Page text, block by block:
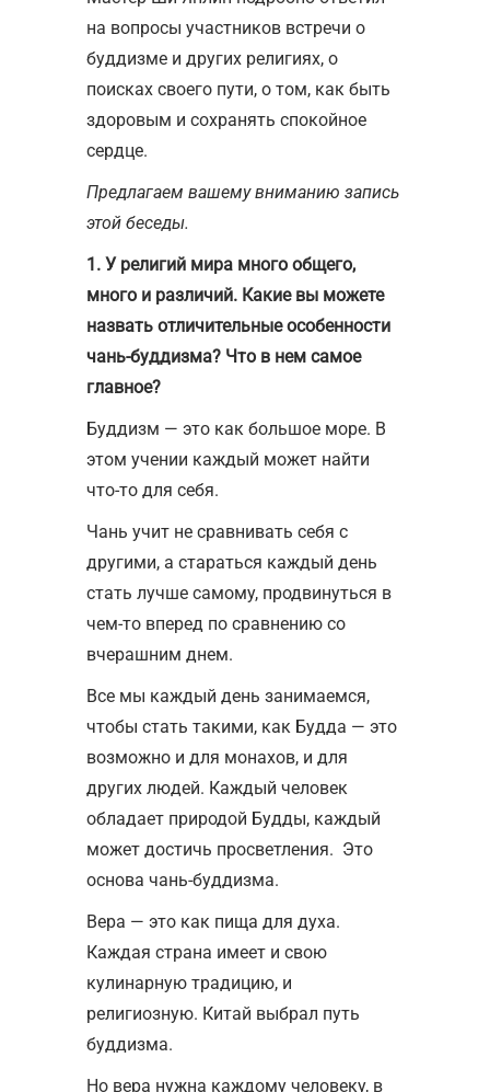
на вопросы участников встречи о
буддизме и других религиях, о
поисках своего пути, о том, как быть
здоровым и сохранять спокойное
сердце.
Предлагаем вашему вниманию запись
этой беседы.
1. У религий мира много общего,
много и различий. Какие вы можете
назвать отличительные особенности
чань-буддизма? Что в нем самое
главное?
Буддизм — это как большое море. В
этом учении каждый может найти
что-то для себя.
Чань учит не сравнивать себя с
другими, а стараться каждый день
стать лучше самому, продвинуться в
чем-то вперед по сравнению со
вчерашним днем.
Все мы каждый день занимаемся,
чтобы стать такими, как Будда — это
возможно и для монахов, и для
других людей. Каждый человек
обладает природой Будды, каждый
может достичь просветления. Это
основа чань-буддизма.
Вера — это как пища для духа.
Каждая страна имеет и свою
кулинарную традицию, и
религиозную. Китай выбрал путь
буддизма.
Но вера нужна каждому человеку, в